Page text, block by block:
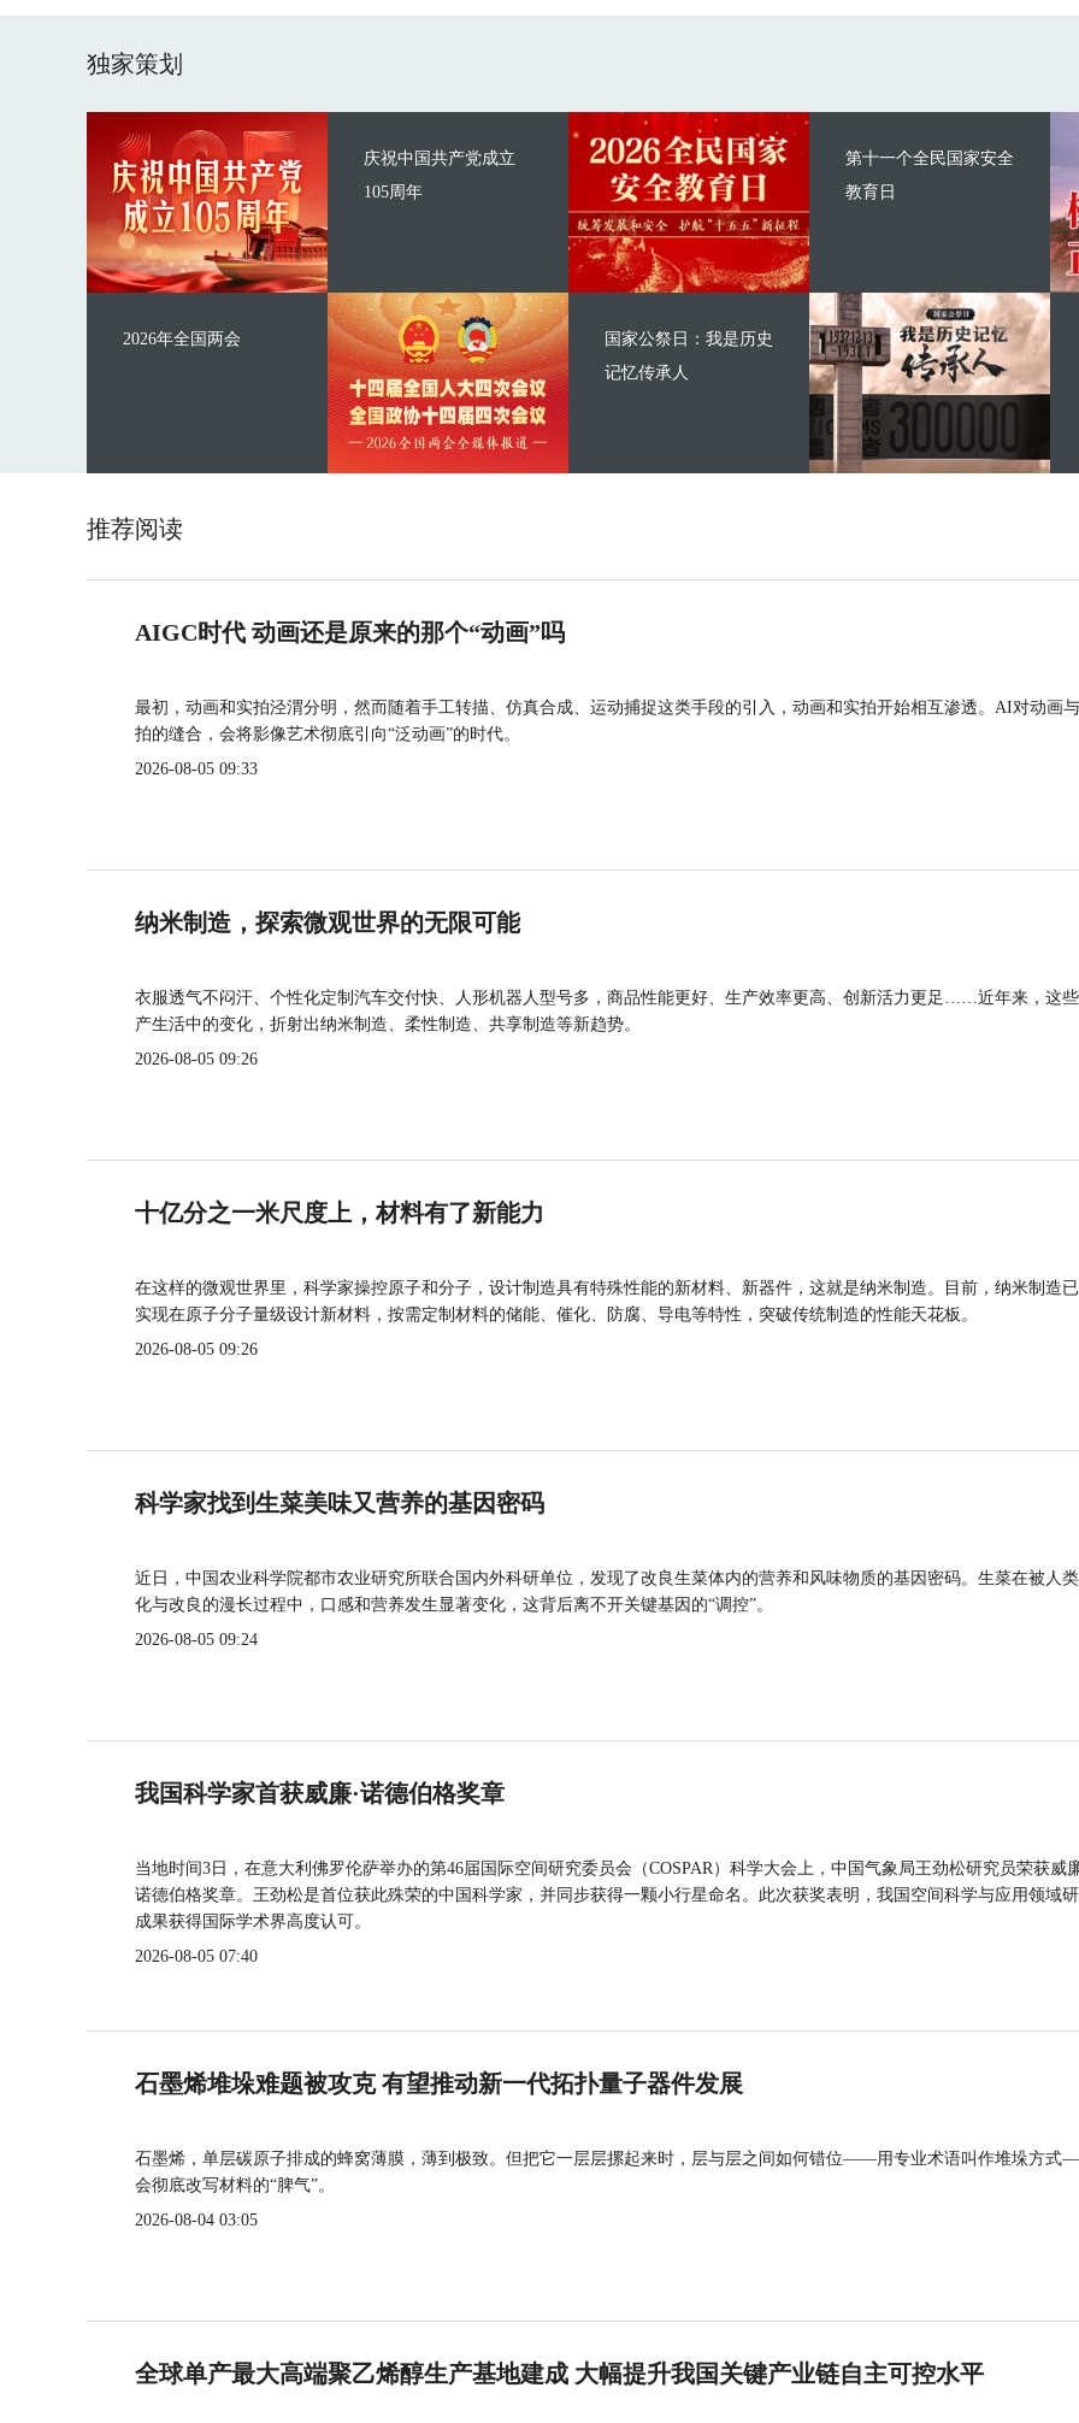
独家策划
庆祝中国共产党成立
105周年
2026年全国两会
第十一个全民国家安全
教育日
国家公祭日：我是历史
记忆传承人
推荐阅读
AIGC时代 动画还是原来的那个“动画”吗
最初，动画和实拍泾渭分明，然而随着手工转描、仿真合成、运动捕捉这类手段的引入，动画和实拍开始相互渗透。AI对动画
拍的缝合，会将影像艺术彻底引向“泛动画”的时代。
2026-08-05 09:33
纳米制造，探索微观世界的无限可能
衣服透气不闷汗、个性化定制汽车交付快、人形机器人型号多，商品性能更好、生产效率更高、创新活力更足……近年来，这
产生活中的变化，折射出纳米制造、柔性制造、共享制造等新趋势。
2026-08-05 09:26
十亿分之一米尺度上，材料有了新能力
在这样的微观世界里，科学家操控原子和分子，设计制造具有特殊性能的新材料、新器件，这就是纳米制造。目前，纳米制造
实现在原子分子量级设计新材料，按需定制材料的储能、催化、防腐、导电等特性，突破传统制造的性能天花板。
2026-08-05 09:26
科学家找到生菜美味又营养的基因密码
近日，中国农业科学院都市农业研究所联合国内外科研单位，发现了改良生菜体内的营养和风味物质的基因密码。生菜在被人
化与改良的漫长过程中，口感和营养发生显著变化，这背后离不开关键基因的“调控”。
2026-08-05 09:24
我国科学家首获威廉·诺德伯格奖章
当地时间3日，在意大利佛罗伦萨举办的第46届国际空间研究委员会（COSPAR）科学大会上，中国气象局王劲松研究员荣获威
诺德伯格奖章。王劲松是首位获此殊荣的中国科学家，并同步获得一颗小行星命名。此次获奖表明，我国空间科学与应用领域
成果获得国际学术界高度认可。
2026-08-05 07:40
石墨烯堆垛难题被攻克 有望推动新一代拓扑量子器件发展
石墨烯，单层碳原子排成的蜂窝薄膜，薄到极致。但把它一层层摞起来时，层与层之间如何错位——用专业术语叫作堆垛方
会彻底改写材料的“脾气”。
2026-08-04 03:05
全球单产最大高端聚乙烯醇生产基地建成 大幅提升我国关键产业链自主可控水平